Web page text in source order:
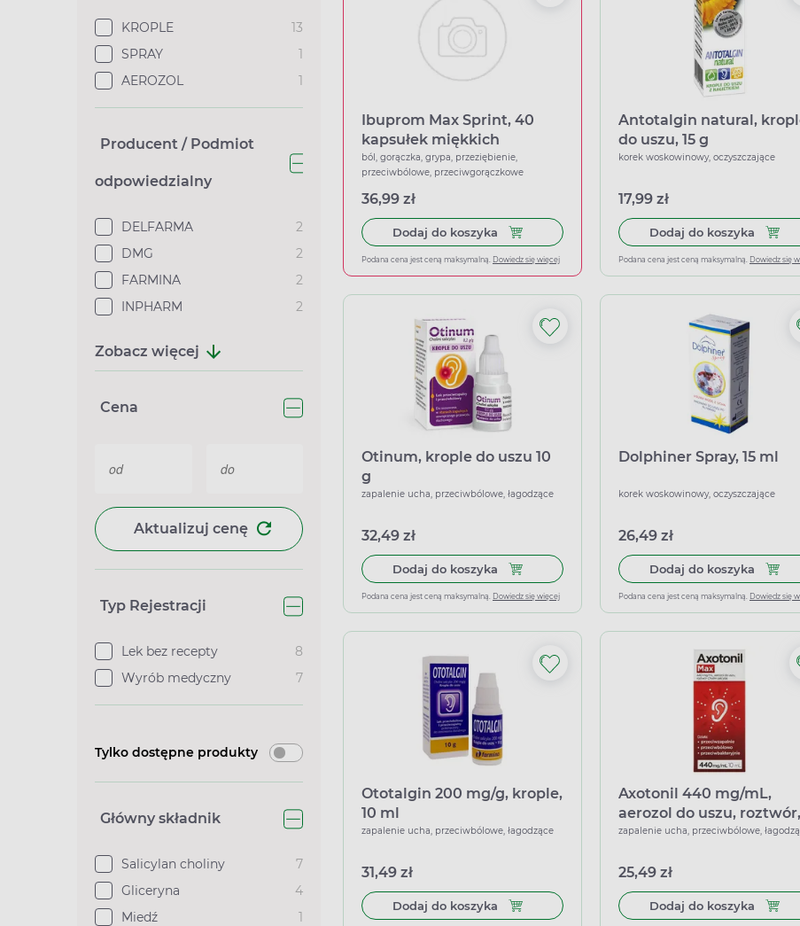
KROPLE
13
SPRAY
1
AEROZOL
1
Producent / Podmiot
odpowiedzialny
DELFARMA
2
DMG
2
FARMINA
2
INPHARM
2
Zobacz więcej
Cena
Aktualizuj cenę
Typ Rejestracji
Lek bez recepty
8
Wyrób medyczny
7
Tylko dostępne produkty
Główny składnik
Salicylan choliny
7
Gliceryna
4
Miedź
1
Ibuprom Max Sprint, 40
kapsułek miękkich
ból, gorączka, grypa, przeziębienie,
przeciwbólowe, przeciwgorączkowe
36,99 zł
Dodaj do koszyka Dodaj do koszyka Ibuprom Max Sprint, 40
Podana cena jest ceną maksymalną. Dowiedz się więcej
Antotalgin natural,
do uszu, 15 g
korek woskowinowy, oczyszczające
17,99 zł
Dodaj do koszyka
Podana cena jest ceną maksymalną. Dowiedz się
Otinum, krople do uszu 10
g
zapalenie ucha, przeciwbólowe, łagodzące
32,49 zł
Dodaj do koszyka Dodaj do koszyka Otinum, krople do uszu 10 g
Podana cena jest ceną maksymalną. Dowiedz się więcej
Dolphiner Spray, 15 ml
korek woskowinowy, oczyszczające
26,49 zł
Dodaj do koszyka
Podana cena jest ceną maksymalną. Dowiedz się
Ototalgin 200 mg/g, krople,
10 ml
zapalenie ucha, przeciwbólowe, łagodzące
31,49 zł
Dodaj do koszyka Dodaj do koszyka Ototalgin 200 mg/g, krople, 10
Axotonil 440 mg/mL,
aerozol do uszu, roztwór,
ml
zapalenie ucha, przeciwbólowe,
25,49 zł
Dodaj do koszyka